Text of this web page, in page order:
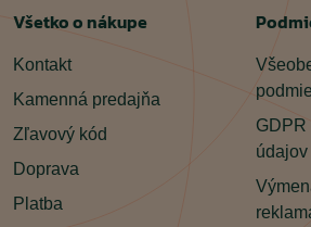
Všetko o nákupe
Kontakt
Kamenná predajňa
Zľavový kód
Doprava
Platba
GDPR
údajov